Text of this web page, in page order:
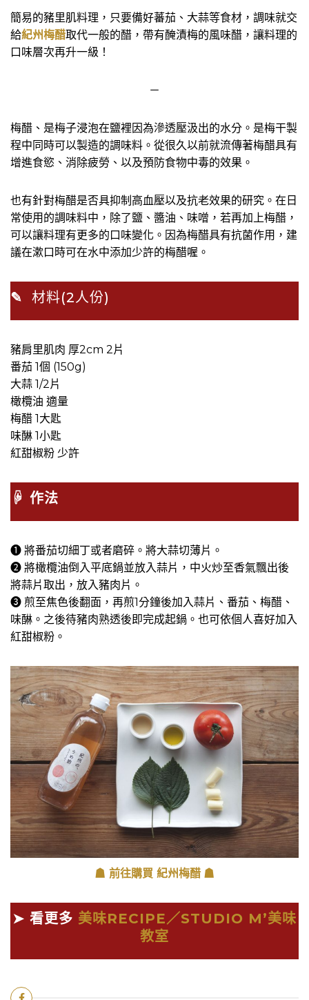
簡易的豬里肌料理，只要備好蕃茄、大蒜等食材，調味就交
給紀州梅醋取代一般的醋，帶有醃漬梅的風味醋，讓料理的
口味層次再升一級！
－
梅醋、是梅子浸泡在鹽裡因為滲透壓汲出的水分。是梅干製
程中同時可以製造的調味料。從很久以前就流傳著梅醋具有
增進食慾、消除疲勞、以及預防食物中毒的效果。
也有針對梅醋是否具抑制高血壓以及抗老效果的研究。在日
常使用的調味料中，除了鹽、醬油、味噌，若再加上梅醋，
可以讓料理有更多的口味變化。因為梅醋具有抗菌作用，建
議在漱口時可在水中添加少許的梅醋喔。
✎ 材料(2人份)
豬肩里肌肉 厚2cm 2片
番茄 1個 (150g)
大蒜 1/2片
橄欖油 適量
梅醋 1大匙
味醂 1小匙
紅甜椒粉 少許
☟ 作法
➊ 將番茄切細丁或者磨碎。將大蒜切薄片。
➋ 將橄欖油倒入平底鍋並放入蒜片，中火炒至香氣飄出後
將蒜片取出，放入豬肉片。
➌ 煎至焦色後翻面，再煎1分鐘後加入蒜片、番茄、梅醋、
味醂。之後待豬肉熟透後即完成起鍋。也可依個人喜好加入
紅甜椒粉。
☗ 前往購買 紀州梅醋 ☗
➤ 看更多 美味RECIPE／STUDIO M’美味
教室